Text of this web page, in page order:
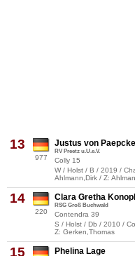
13
977
Justus von Paepcke
RV Preetz u.U.e.V.
Colly 15
W / Holst / B / 2019 /
Ahlmann,Dirk / Z:
14
220
Clara Gretha
RSG Groß Buchwald
Contendra 39
S / Holst / Db / 2010 /
Z: Gerken,Thomas
15 Phelina Lage